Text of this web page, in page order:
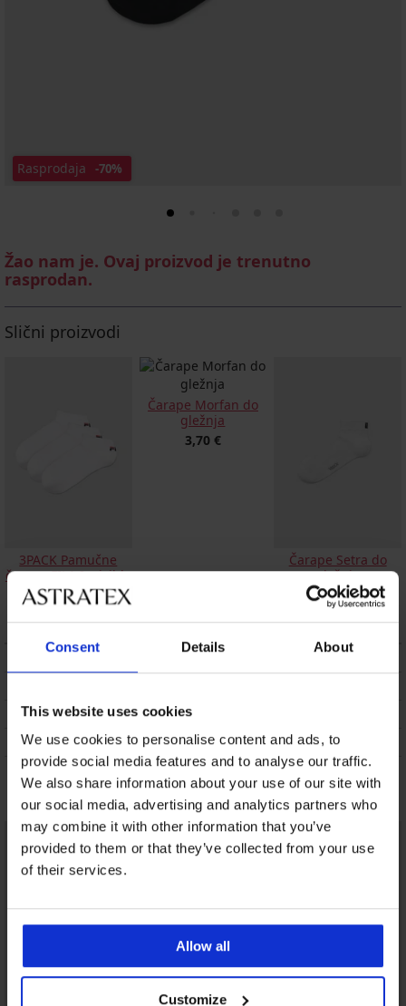
Consent Details About
This website uses cookies
We use cookies to personalise content and ads, to
provide social media features and to analyse our traffic.
We also share information about your use of our site with
our social media, advertising and analytics partners who
may combine it with other information that you’ve
provided to them or that they’ve collected from your use
of their services.
Allow all
Customize
Rasprodaja -70%
Žao nam je. Ovaj proizvod je trenutno
rasprodan.
Slični proizvodi
3PACK Pamučne
čarape FILA Invisible
do gležnja
10,99 €
Čarape Morfan do
gležnja
3,70 €
Čarape Setra do
gležnja
5,29 €
OPIS
ZAMJENA
ODRŽAVANJE I PRANJE
Možda će vam se svidjeti
LIMITED